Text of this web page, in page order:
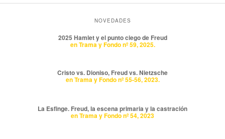
NOVEDADES
2025 Hamlet y el punto ciego de Freud
en Trama y Fondo nº 59, 2025.
Cristo vs. Dioniso, Freud vs. Nietzsche
en Trama y Fondo nº 55-56, 2023.
La Esfinge. Freud, la escena primaria y la castración
en Trama y Fondo nº 54, 2023